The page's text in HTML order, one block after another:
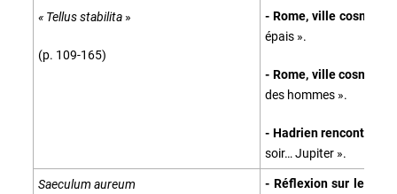
« Tellus stabilita »
(p. 109-165)
- Rome, ville
épais ».
- Rome, ville
des hommes ».
- Hadrien rencontre
soir… Jupiter ».
Saeculum aureum
- Réflexion sur les